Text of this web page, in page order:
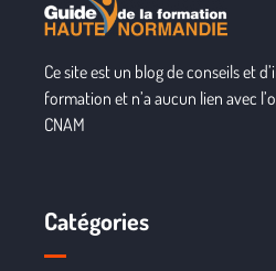
Ce site est un blog de conseils et
formation et n’a aucun lien avec
CNAM
Catégories